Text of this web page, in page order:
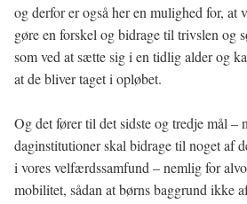
og derfor er også her en mulighed for, at
gøre en forskel og bidrage til trivslen og
som ved at sætte sig i en tidlig alder og
at de bliver taget i opløbet.
Og det fører til det sidste og tredje mål –
daginstitutioner skal bidrage til noget af
i vores velfærdssamfund – nemlig for
mobilitet, sådan at børns baggrund ikke